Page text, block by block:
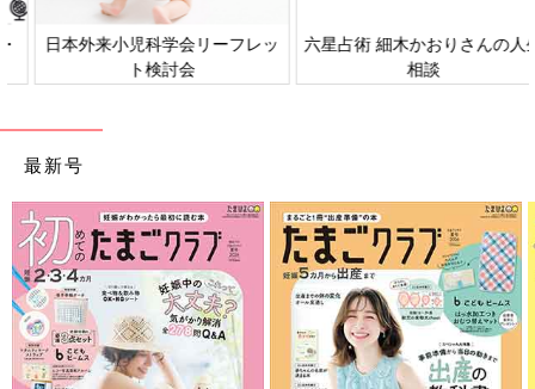
【口内炎、下痢】
粘膜の細胞も増える速度が速いので、口内炎が起こったり、下痢
をしたりすることがあります。痛み止めなどを使って緩和しま
【吐きけ】
ます。
――白血病の治療は子どもの体にはかなり負担が大きいというこ
とでしょうか。
富澤 それは否定できません。化学療法で使用する薬はそれぞれ
に副作用がありますが、いずれも治療には必要な薬剤です。副作
日本外来小児科学会リーフレッ
ト検討会
六星占術 細木かおりさんの人生
相談
最新号